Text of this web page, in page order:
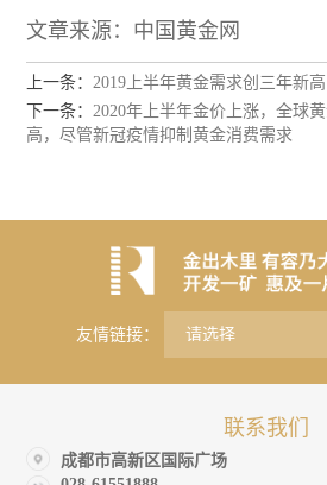
文章来源：中国黄金网
上一条： 2019上半年黄金需求创三年新高
下一条：2020年上半年金价上涨，全球
高，尽管新冠疫情抑制黄金消费需求
友情链接：
联系我们
成都市高新区国际广场